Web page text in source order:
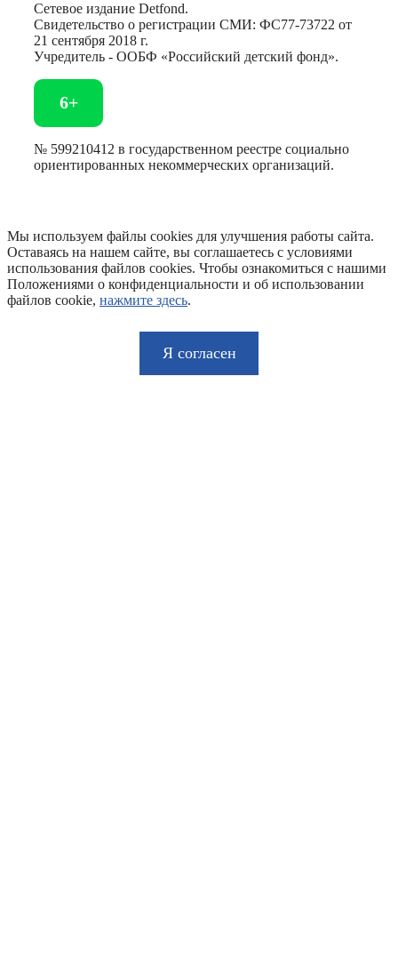
Сетевое издание Detfond.
Свидетельство о регистрации СМИ: ФС77-73722 от
21 сентября 2018 г.
Учредитель - ООБФ «Российский детский фонд».
6+
№ 599210412 в государственном реестре социально
ориентированных некоммерческих организаций.
Мы используем файлы cookies для улучшения работы сайта.
Оставаясь на нашем сайте, вы соглашаетесь с условиями
использования файлов cookies. Чтобы ознакомиться с нашими
Положениями о конфиденциальности и об использовании
файлов cookie, нажмите здесь.
Я согласен